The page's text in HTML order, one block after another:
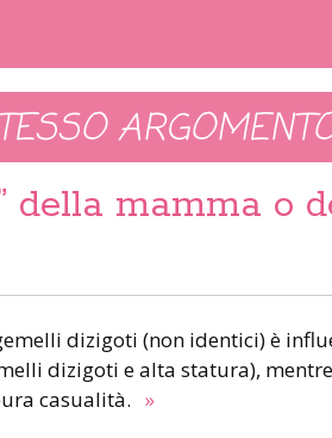
della mamma o
dizigoti (non identici) è
dizigoti e alta statura),
casualità. »